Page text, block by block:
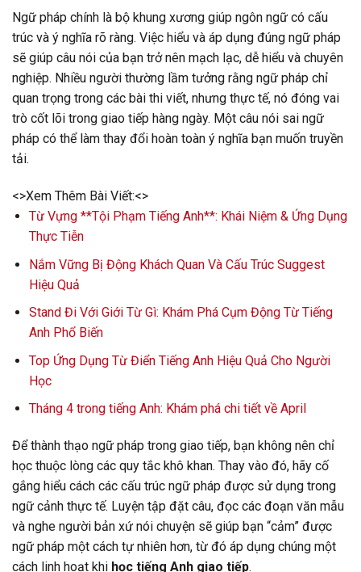
Ngữ pháp chính là bộ khung xương giúp ngôn ngữ có cấu
trúc và ý nghĩa rõ ràng. Việc hiểu và áp dụng đúng ngữ pháp
sẽ giúp câu nói của bạn trở nên mạch lạc, dễ hiểu và chuyên
nghiệp. Nhiều người thường lầm tưởng rằng ngữ pháp chỉ
quan trọng trong các bài thi viết, nhưng thực tế, nó đóng vai
trò cốt lõi trong giao tiếp hàng ngày. Một câu nói sai ngữ
pháp có thể làm thay đổi hoàn toàn ý nghĩa bạn muốn truyền
tải.
<>Xem Thêm Bài Viết:<>
Từ Vựng **Tội Phạm Tiếng Anh**: Khái Niệm & Ứng Dụng
Thực Tiễn
Nắm Vững Bị Động Khách Quan Và Cấu Trúc Suggest
Hiệu Quả
Stand Đi Với Giới Từ Gì: Khám Phá Cụm Động Từ Tiếng
Anh Phổ Biến
Top Ứng Dụng Từ Điển Tiếng Anh Hiệu Quả Cho Người
Học
Tháng 4 trong tiếng Anh: Khám phá chi tiết về April
Để thành thạo ngữ pháp trong giao tiếp, bạn không nên chỉ
học thuộc lòng các quy tắc khô khan. Thay vào đó, hãy cố
gắng hiểu cách các cấu trúc ngữ pháp được sử dụng trong
ngữ cảnh thực tế. Luyện tập đặt câu, đọc các đoạn văn mẫu
và nghe người bản xứ nói chuyện sẽ giúp bạn “cảm” được
ngữ pháp một cách tự nhiên hơn, từ đó áp dụng chúng một
cách linh hoạt khi học tiếng Anh giao tiếp.